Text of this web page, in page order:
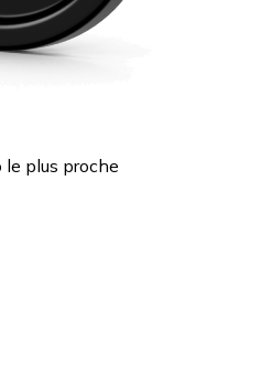
plus proche